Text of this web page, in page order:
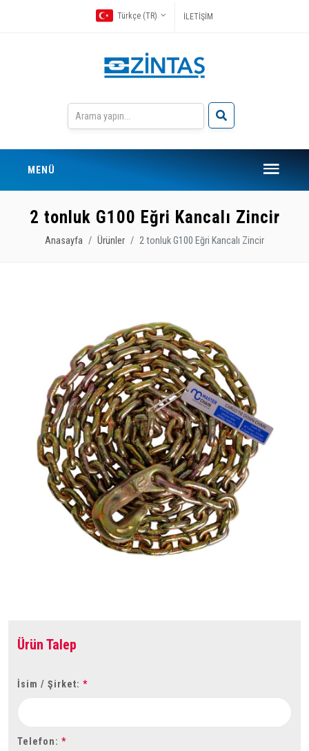
Türkçe (TR) İLETİŞİM
MENÜ
2 tonluk G100 Eğri Kancalı Zincir
Anasayfa Ürünler 2 tonluk G100 Eğri Kancalı Zincir
Ürün Talep
İsim / Şirket: *
Telefon: *